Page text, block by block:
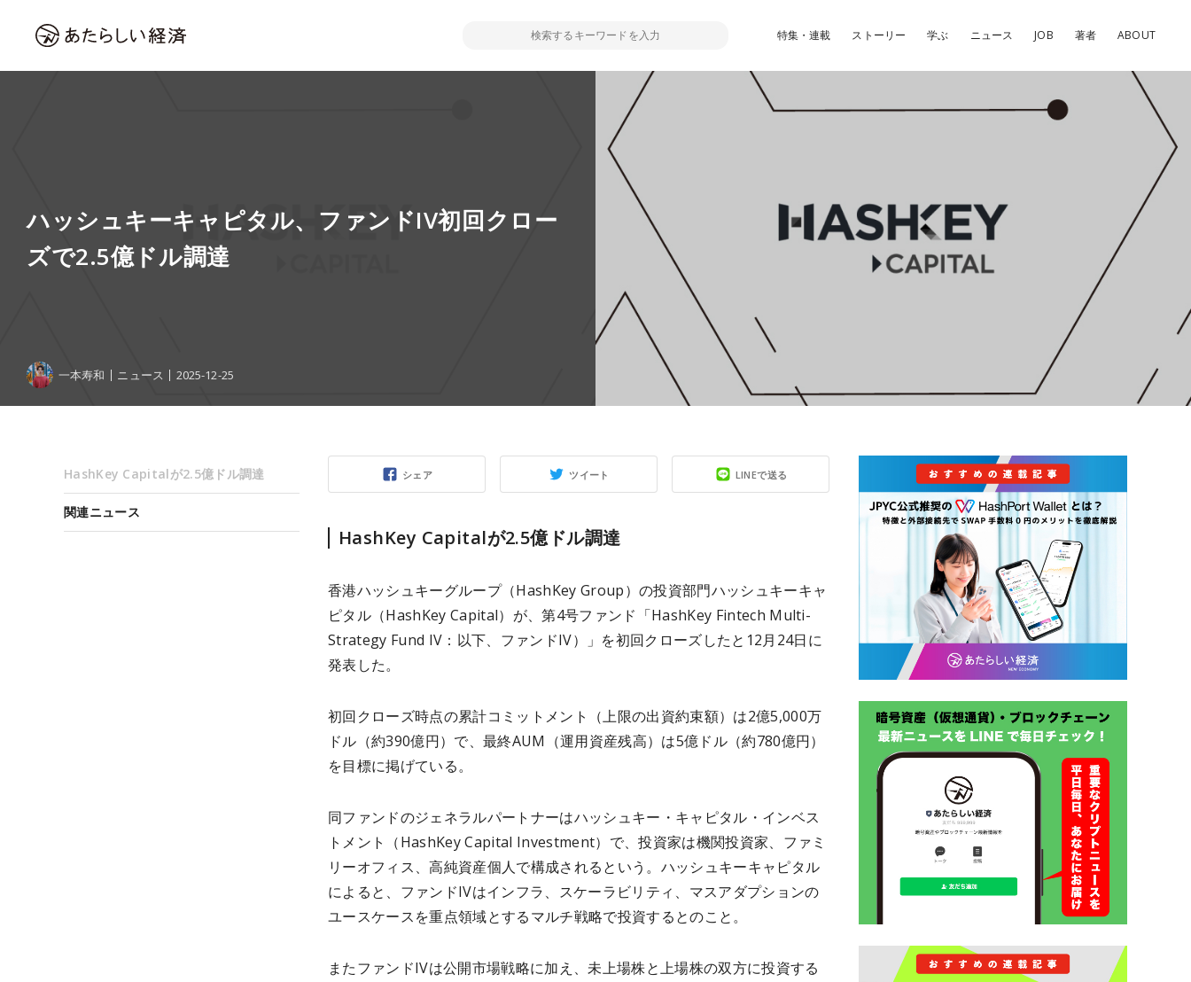
特集・連載 ストーリー 学ぶ ニュース JOB 著者 ABOUT
ハッシュキーキャピタル、ファンドIV初回クロー
ズで2.5億ドル調達
一本寿和 ニュース 2025-12-25
シェア ツイート LINEで送る
HashKey Capitalが2.5億ドル調達
香港ハッシュキーグループ（HashKey Group）の投資部門ハッシュキーキャ
ピタル（HashKey Capital）が、第4号ファンド「HashKey Fintech Multi-
Strategy Fund IV：以下、ファンドIV）」を初回クローズしたと12月24日に
発表した。
初回クローズ時点の累計コミットメント（上限の出資約束額）は2億5,000万
ドル（約390億円）で、最終AUM（運用資産残高）は5億ドル（約780億円）
を目標に掲げている。
同ファンドのジェネラルパートナーはハッシュキー・キャピタル・インベス
トメント（HashKey Capital Investment）で、投資家は機関投資家、ファミ
リーオフィス、高純資産個人で構成されるという。ハッシュキーキャピタル
によると、ファンドIVはインフラ、スケーラビリティ、マスアダプションの
ユースケースを重点領域とするマルチ戦略で投資するとのこと。
またファンドIVは公開市場戦略に加え、未上場株と上場株の双方に投資する
HashKey Capitalが2.5億ドル調達
関連ニュース